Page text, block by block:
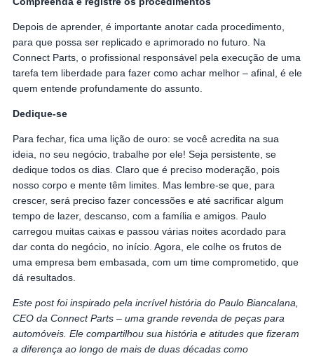
Depois de aprender, é importante anotar cada procedimento,
para que possa ser replicado e aprimorado no futuro. Na
Connect Parts, o profissional responsável pela execução de uma
tarefa tem liberdade para fazer como achar melhor – afinal, é ele
quem entende profundamente do assunto.
Dedique-se
Para fechar, fica uma lição de ouro: se você acredita na sua
ideia, no seu negócio, trabalhe por ele! Seja persistente, se
dedique todos os dias. Claro que é preciso moderação, pois
nosso corpo e mente têm limites. Mas lembre-se que, para
crescer, será preciso fazer concessões e até sacrificar algum
tempo de lazer, descanso, com a família e amigos. Paulo
carregou muitas caixas e passou várias noites acordado para
dar conta do negócio, no início. Agora, ele colhe os frutos de
uma empresa bem embasada, com um time comprometido, que
dá resultados.
Este post foi inspirado pela incrível história do Paulo Biancalana,
CEO da Connect Parts – uma grande revenda de peças para
automóveis. Ele compartilhou sua história e atitudes que fizeram
a diferença ao longo de mais de duas décadas como